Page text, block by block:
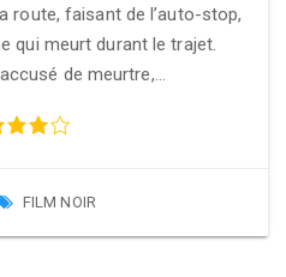
route, faisant de l’auto-stop,
qui meurt durant le trajet.
de meurtre,…
FILM NOIR